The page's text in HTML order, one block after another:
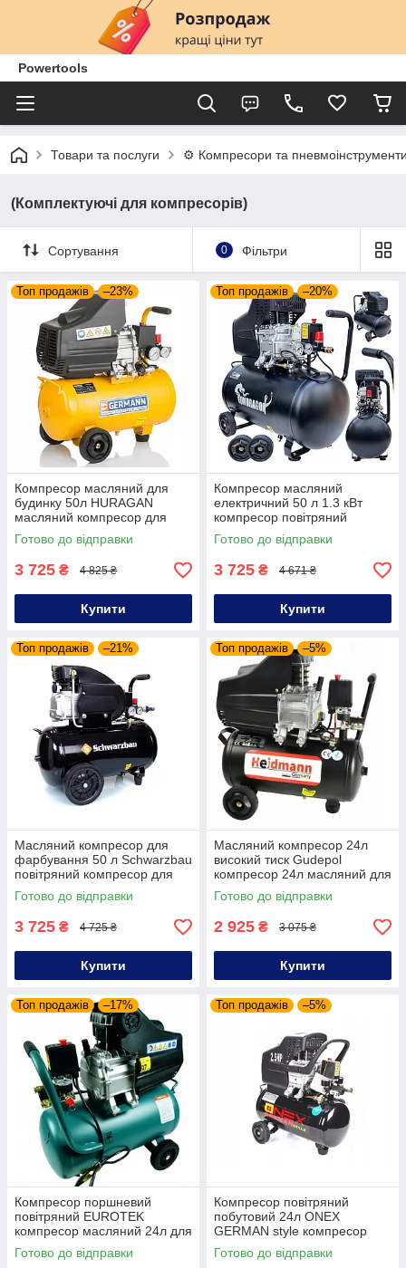
Powertools
Товари та послуги ⚙️ Компресори та
(Комплектуючі для компресорів)
Сортування 0 Фільтри
Топ продажів –23%
Компресор масляний для
будинку 50л HURAGAN
масляний компресор для
гаража та СТО
Готово до відправки
3 725 ₴ 4 825 ₴
Купити
Топ продажів –20%
Компресор масляний
електричний 50 л 1.3 кВт
компресор повітряний
побутовий
Готово до відправки
3 725 ₴ 4 671 ₴
Купити
Топ продажів –21%
Масляний компресор для
фарбування 50 л Schwarzbau
повітряний компресор для
будинку
Готово до відправки
3 725 ₴ 4 725 ₴
Купити
Топ продажів –5%
Масляний компресор 24л
високий тиск Gudepol
компресор 24л масляний для
пневмоінструменту
компресор масляний 24
Готово до відправки
2 925 ₴ 3 075 ₴
Купити
Топ продажів –17%
Компресор поршневий
повітряний EUROTEK
компресор масляний 24л для
гаража компресор
повітряний побутовий 24л
Готово до відправки
Топ продажів –5%
Компресор повітряний
побутовий 24л ONEX
GERMAN style компресор
24л масляний для
пневмоінструменту
Готово до відправки